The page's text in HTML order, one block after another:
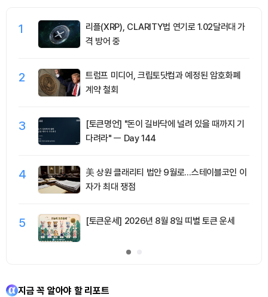
1
리플(XRP), CLARITY법 연기로 1.02달러대 가
격 방어 중
2
트럼프 미디어, 크립토닷컴과 예정된 암호화폐
계약 철회
3
[토큰명언] "돈이 길바닥에 널려 있을 때까지 기
다려라" ㅡ Day 144
4
美 상원 클래리티 법안 9월로…스테이블코인 이
자가 최대 쟁점
5 [토큰운세] 2026년 8월 8일 띠별 토큰 운세
지금 꼭 알아야 할 리포트